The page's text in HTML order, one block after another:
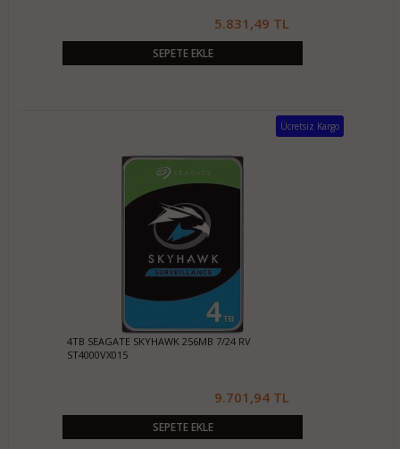
5.831,49 TL
SEPETE EKLE
Ücretsiz Kargo
4TB SEAGATE SKYHAWK 256MB 7/24 RV
ST4000VX015
9.701,94 TL
SEPETE EKLE